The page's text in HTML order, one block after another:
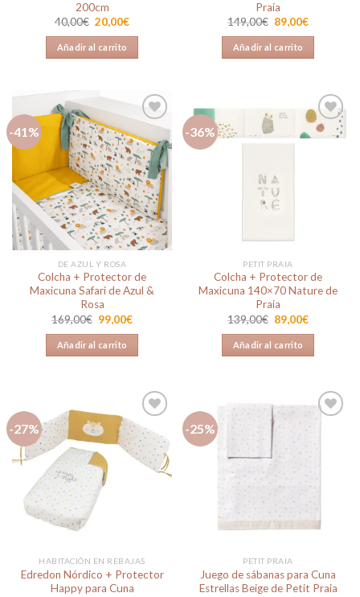
200cm
40,00€ El
precio
original
era:
40,00€.
20,00€El
20,00€.
Añadir al carrito
Praia
149,00€ El
precio
original
era:
149,00€.
89,00€El
89,00€.
Añadir al carrito
-41%
Añadir
a la
lista de
deseos
DE AZUL Y ROSA
Colcha + Protector de
Maxicuna Safari de Azul &
Rosa
169,00€ El
precio
original
era:
169,00€.
99,00€El
99,00€.
Añadir al carrito
-36%
PETIT PRAIA
Colcha + Protector de
Maxicuna 140×70 Nature de
Praia
139,00€ El
precio
original
era:
139,00€.
89,00€El
89,00€.
Añadir al carrito
-27%
Añadir
a la
HABITACIÓN EN REBAJAS
Edredon Nórdico + Protector
Happy para Cuna
-25%
lista de
deseos
PETIT PRAIA
Juego de sábanas para Cuna
Estrellas Beige de Petit Praia